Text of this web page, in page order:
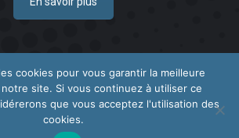
Thérapeutique Nivelles.
qui soutiennent vos soins. Pour psychologues,
et hypnotherapeutes.
cookies pour vous garantir la meilleure
site. Si vous continuez à utiliser ce
que vous acceptez l'utilisation des
cookies.